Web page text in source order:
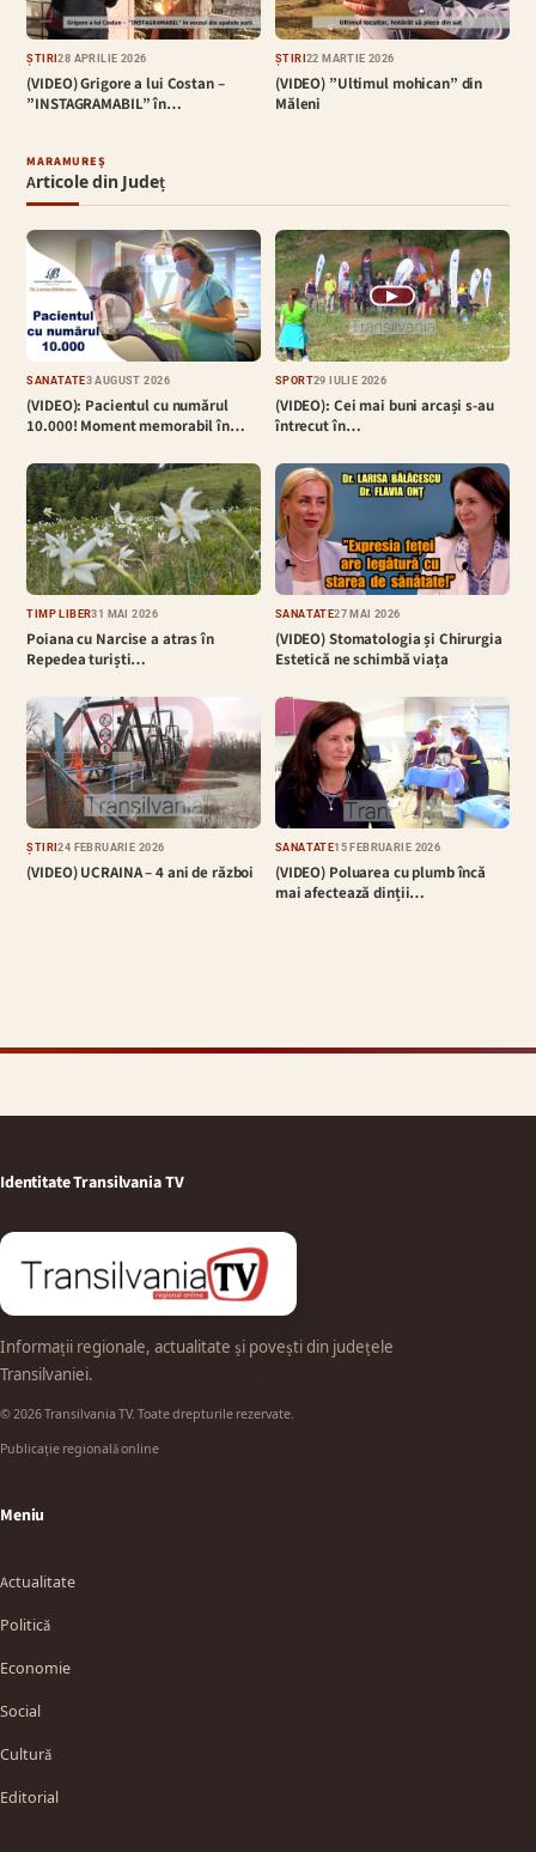
ȘTIRI28 APRILIE 2026
(VIDEO) Grigore a lui Costan –
”INSTAGRAMABIL” în…
ȘTIRI22 MARTIE 2026
(VIDEO) ”Ultimul mohican” din
Măleni
MARAMUREȘ
Articole din Județ
SĂNĂTATE3 AUGUST 2026
(VIDEO): Pacientul cu numărul
10.000! Moment memorabil în…
▶
SPORT29 IULIE 2026
(VIDEO): Cei mai buni arcași s-au
întrecut în…
TIMP LIBER31 MAI 2026
Poiana cu Narcise a atras în
Repedea turiști…
SĂNĂTATE27 MAI 2026
(VIDEO) Stomatologia și Chirurgia
Estetică ne schimbă viața
ȘTIRI24 FEBRUARIE 2026
(VIDEO) UCRAINA – 4 ani de război
SĂNĂTATE15 FEBRUARIE 2026
(VIDEO) Poluarea cu plumb încă
mai afectează dinții…
Identitate Transilvania TV
Informații regionale, actualitate și povești din județele
Transilvaniei.
© 2026 Transilvania TV. Toate drepturile rezervate.
Publicație regională online
Meniu
Actualitate
Politică
Economie
Social
Cultură
Editorial